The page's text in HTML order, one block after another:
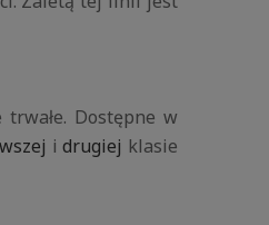
Dostępne w
idrugiej klasie